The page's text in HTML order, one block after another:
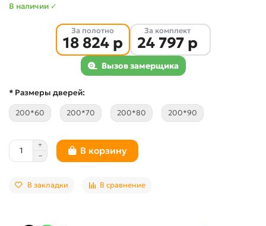
В наличии ✓
За полотно
18 824 р
За комплект
24 797 р
Вызов замерщика
* Размеры дверей:
200*60 200*70 200*80 200*90
В корзину
В закладки В сравнение